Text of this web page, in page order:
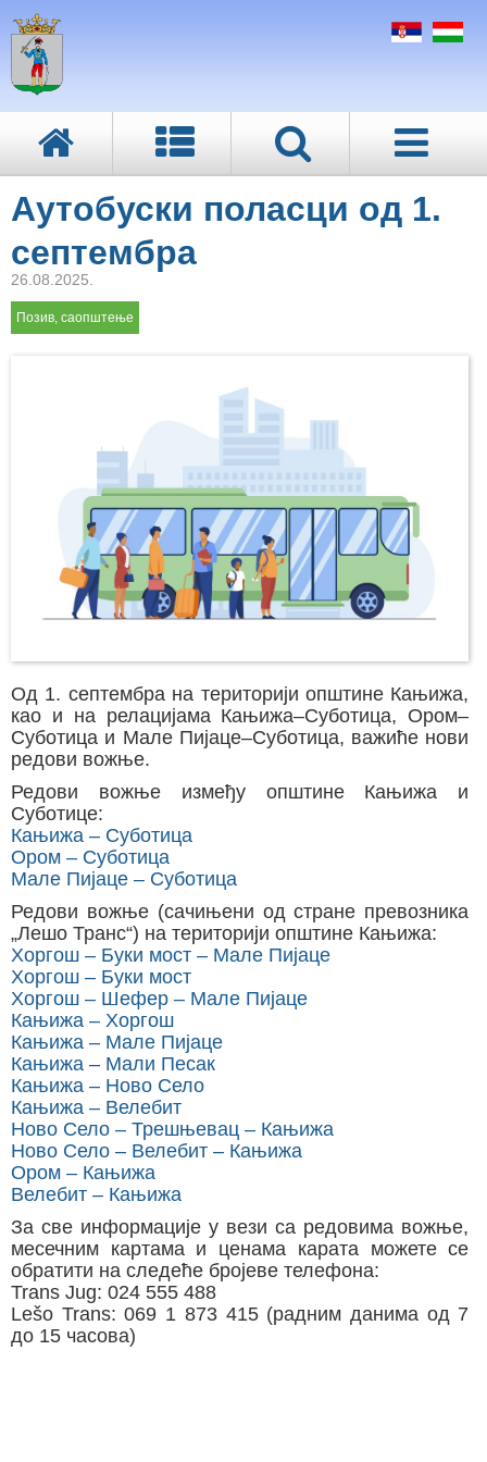
Аутобуски поласци од 1.
септембра
26.08.2025.
Позив, саопштење
Од 1. септембра на територији општине Кањижа,
као и на релацијама Кањижа–Суботица, Ором–
Суботица и Мале Пијаце–Суботица, важиће нови
редови вожње.
Редови вожње између општине Кањижа и
Суботице:
Кањижа – Суботица
Ором – Суботица
Мале Пијаце – Суботица
Редови вожње (сачињени од стране превозника
„Лешо Транс“) на територији општине Кањижа:
Хоргош – Буки мост – Мале Пијаце
Хоргош – Буки мост
Хоргош – Шефер – Малe Пијацe
Кањижа – Хоргош
Кањижа – Малe Пијацe
Кањижа – Мали Песак
Кањижа – Ново Село
Кањижа – Велебит
Ново Село – Трешњевац – Кањижа
Ново Село – Велебит – Кањижа
Ором – Кањижа
Велебит – Кањижа
За све информације у вези са редовима вожње,
месечним картама и ценама карата можете се
обратити на следеће бројеве телефона:
Trans Jug: 024 555 488
Lešo Trans: 069 1 873 415 (радним данима од 7
до 15 часова)